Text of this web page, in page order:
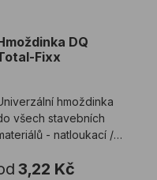
DQ
Fixx
hmoždinka
všech stavebních
- natloukací /
3,22 Kč